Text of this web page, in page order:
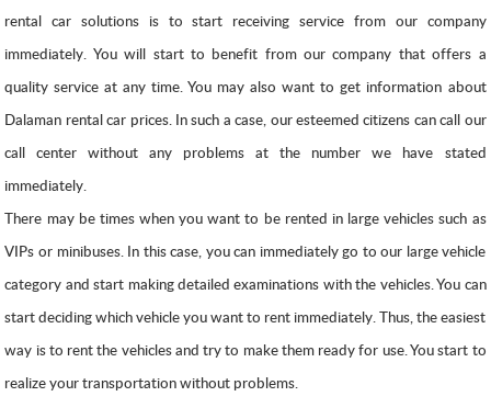
rental car solutions is to start receiving service from our company
immediately. You will start to benefit from our company that offers a
quality service at any time. You may also want to get information about
Dalaman rental car prices. In such a case, our esteemed citizens can call our
call center without any problems at the number we have stated
immediately.
There may be times when you want to be rented in large vehicles such as
VIPs or minibuses. In this case, you can immediately go to our large vehicle
category and start making detailed examinations with the vehicles. You can
start deciding which vehicle you want to rent immediately. Thus, the easiest
way is to rent the vehicles and try to make them ready for use. You start to
realize your transportation without problems.